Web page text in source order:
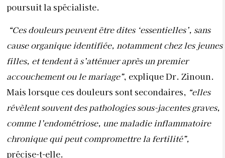
poursuit la spécialiste.
“Ces douleurs peuvent être dites ‘essentielles’, sans
cause organique identifiée, notamment chez les jeunes
filles, et tendent à s’atténuer après un premier
accouchement ou le mariage”, explique Dr. Zinoun.
Mais lorsque ces douleurs sont secondaires, “elles
révèlent souvent des pathologies sous-jacentes graves,
comme l’endométriose, une maladie inflammatoire
chronique qui peut compromettre la fertilité”,
précise-t-elle.